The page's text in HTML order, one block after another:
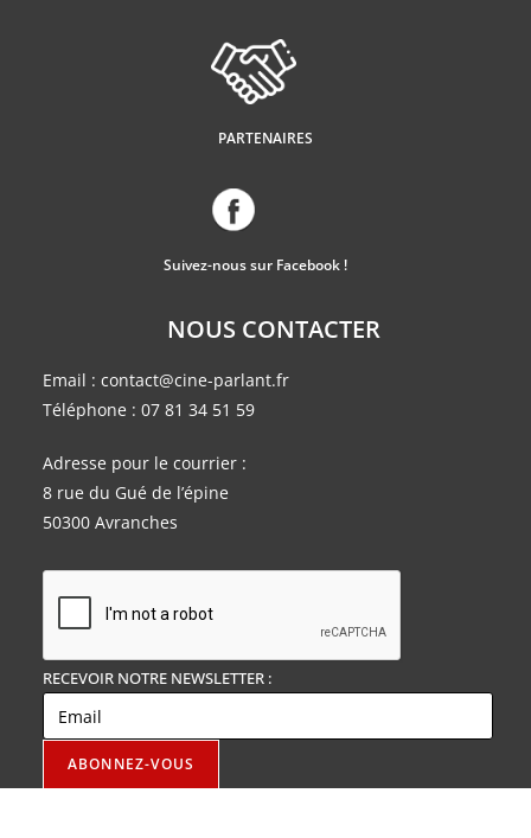
PARTENAIRES
Suivez-nous sur Facebook !
NOUS CONTACTER
Email : contact@cine-parlant.fr
Téléphone : 07 81 34 51 59
Adresse pour le courrier :
8 rue du Gué de l’épine
50300 Avranches
RECEVOIR NOTRE NEWSLETTER :